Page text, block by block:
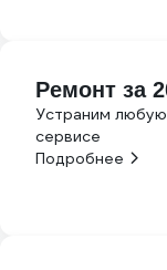
Ремонт за
Устраним
сервисе
Подробнее